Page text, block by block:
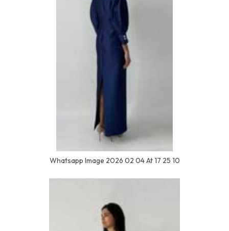
Whatsapp Image 2026 02 04 At 17 25 10